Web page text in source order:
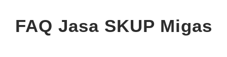
FAQ Jasa SKUP Migas